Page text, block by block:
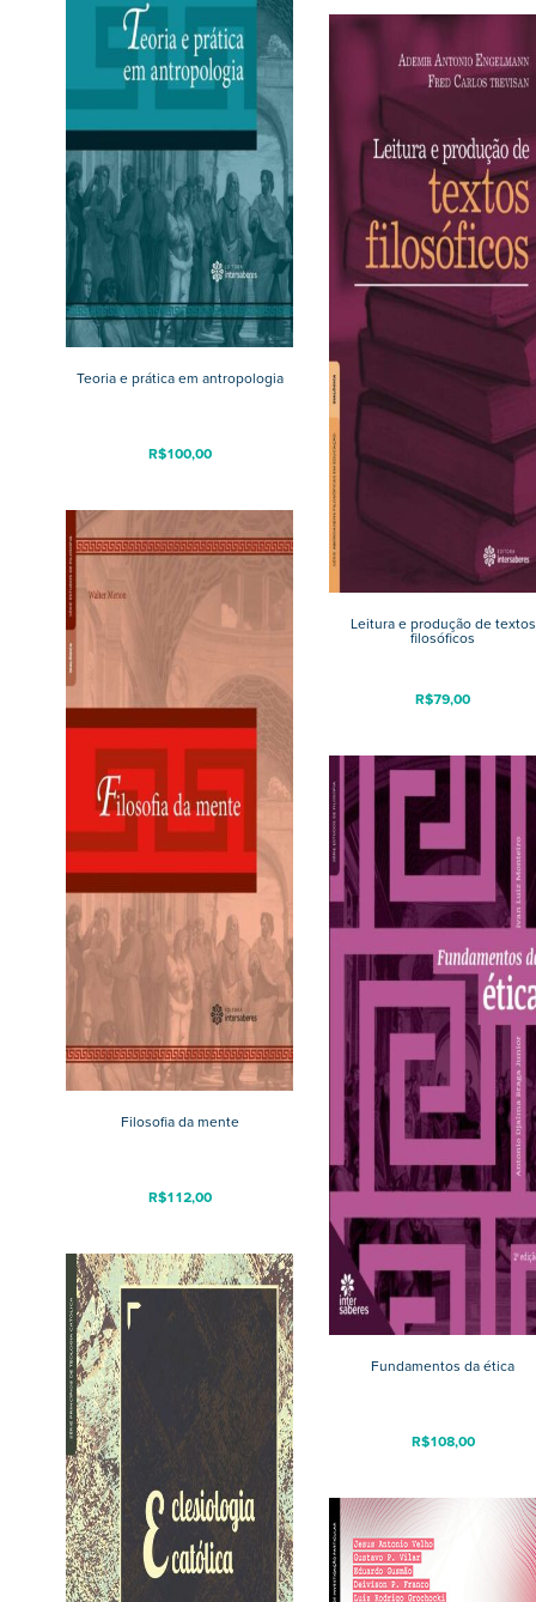
Teoria e prática em antropologia
R$100,00
Leitura e produção de textos
filosóficos
R$79,00
Filosofia da mente
R$112,00
Fundamentos da ética
R$108,00